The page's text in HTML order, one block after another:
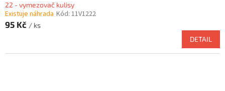
22 - vymezovač kulisy
Existuje náhrada Kód: 11V1222
95 Kč / ks
DETAIL